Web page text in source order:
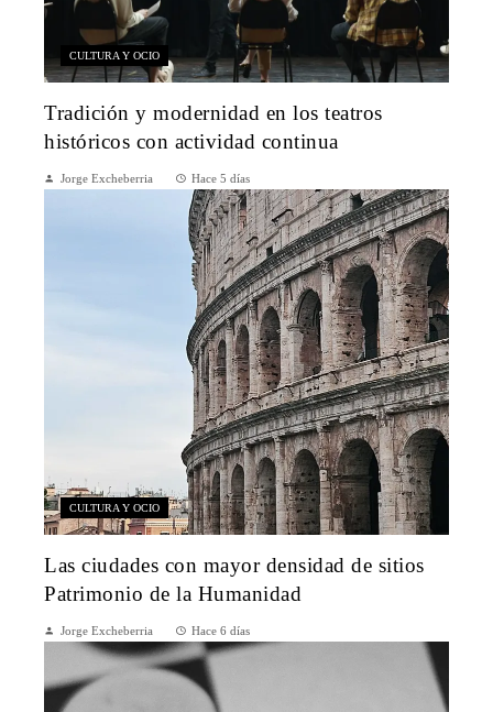
CULTURA Y OCIO
Tradición y modernidad en los teatros
históricos con actividad continua
Jorge Excheberria Hace 5 días
CULTURA Y OCIO
Las ciudades con mayor densidad de sitios
Patrimonio de la Humanidad
Jorge Excheberria Hace 6 días